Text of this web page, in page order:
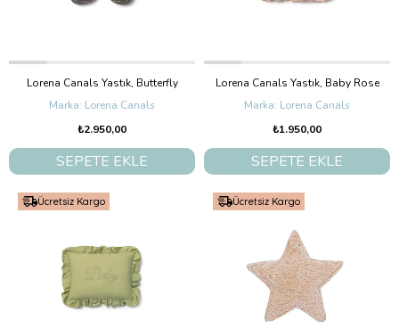
Lorena Canals Yastık, Butterfly
Lorena Canals
₺2.950,00
SEPETE EKLE
Lorena Canals Yastık, Baby Rose
Lorena Canals
₺1.950,00
SEPETE EKLE
Ücretsiz Kargo Ücretsiz Kargo